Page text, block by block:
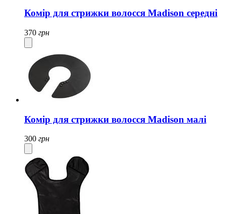
Комір для стрижки волосся Madison середні
370 грн
Комір для стрижки волосся Madison малі
300 грн